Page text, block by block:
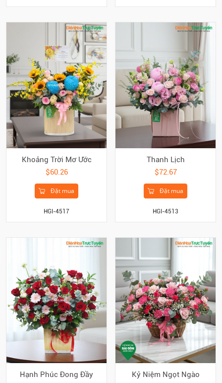
Khoảng Trời Mơ Ước
$60.26
Đặt mua
HGI-4517
Thanh Lịch
$72.67
Đặt mua
HGI-4513
Hạnh Phúc Đong Đầy
Kỷ Niệm Ngọt Ngào